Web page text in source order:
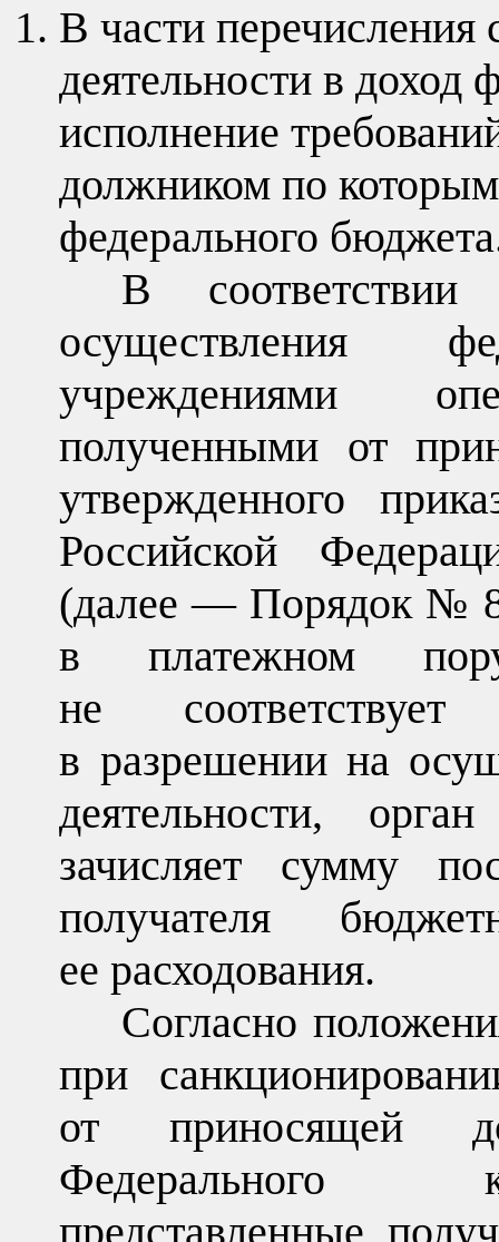
В части перечисления
деятельности в доход
исполнение
должником по которым
федерального
В
осуществления
учреждениями
полученными от
утвержденного
Российской
(далее — Порядок №
в платежном
не
в разрешении на
деятельности,
зачисляет сумму
получателя
ее расходования.
Согласно
при
от приносящей
Федерального
представленные